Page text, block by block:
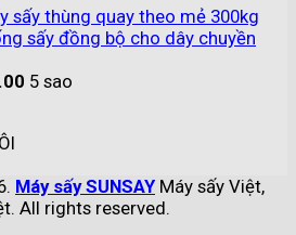
sấy thùng quay theo mẻ 300kg
sấy đồng bộ cho dây chuyền
5 sao
Máy sấy SUNSAY Máy sấy Việt,
All rights reserved.